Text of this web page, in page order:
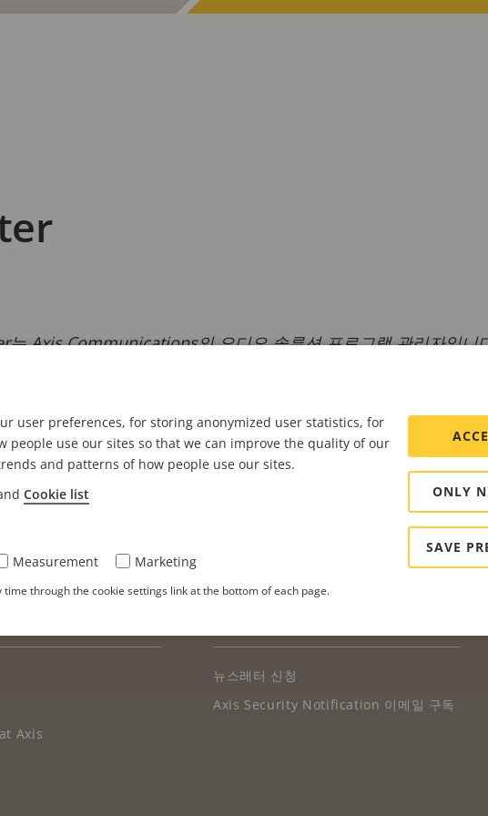
Axis Communications의 오디오 솔루션 프로그램 관리자입니
구축하고, 전략적 파트너십을 추진했으며, 보안, 상업용 및 전문
유하고 있습니다.
Axis
뉴스레터 신청
Axis Security Notification 이메일 구독
user preferences, for storing anonymized user statistics, for
people use our sites so that we can improve the quality of our
and patterns of how people use our sites.
Cookie list
Measurement Marketing
through the cookie settings link at the bottom of each page.
ONLY
SAVE